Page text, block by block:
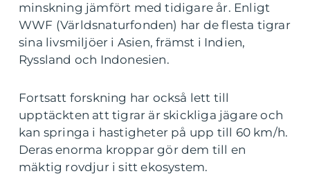
minskning jämfört med tidigare år. Enligt
WWF (Världsnaturfonden) har de flesta tigrar
sina livsmiljöer i Asien, främst i Indien,
Ryssland och Indonesien.
Fortsatt forskning har också lett till
upptäckten att tigrar är skickliga jägare och
kan springa i hastigheter på upp till 60 km/h.
Deras enorma kroppar gör dem till en
mäktig rovdjur i sitt ekosystem.